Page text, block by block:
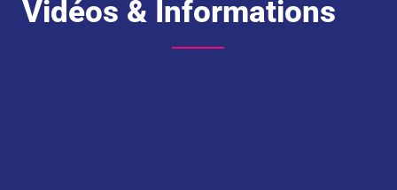
Vidéos & Informations